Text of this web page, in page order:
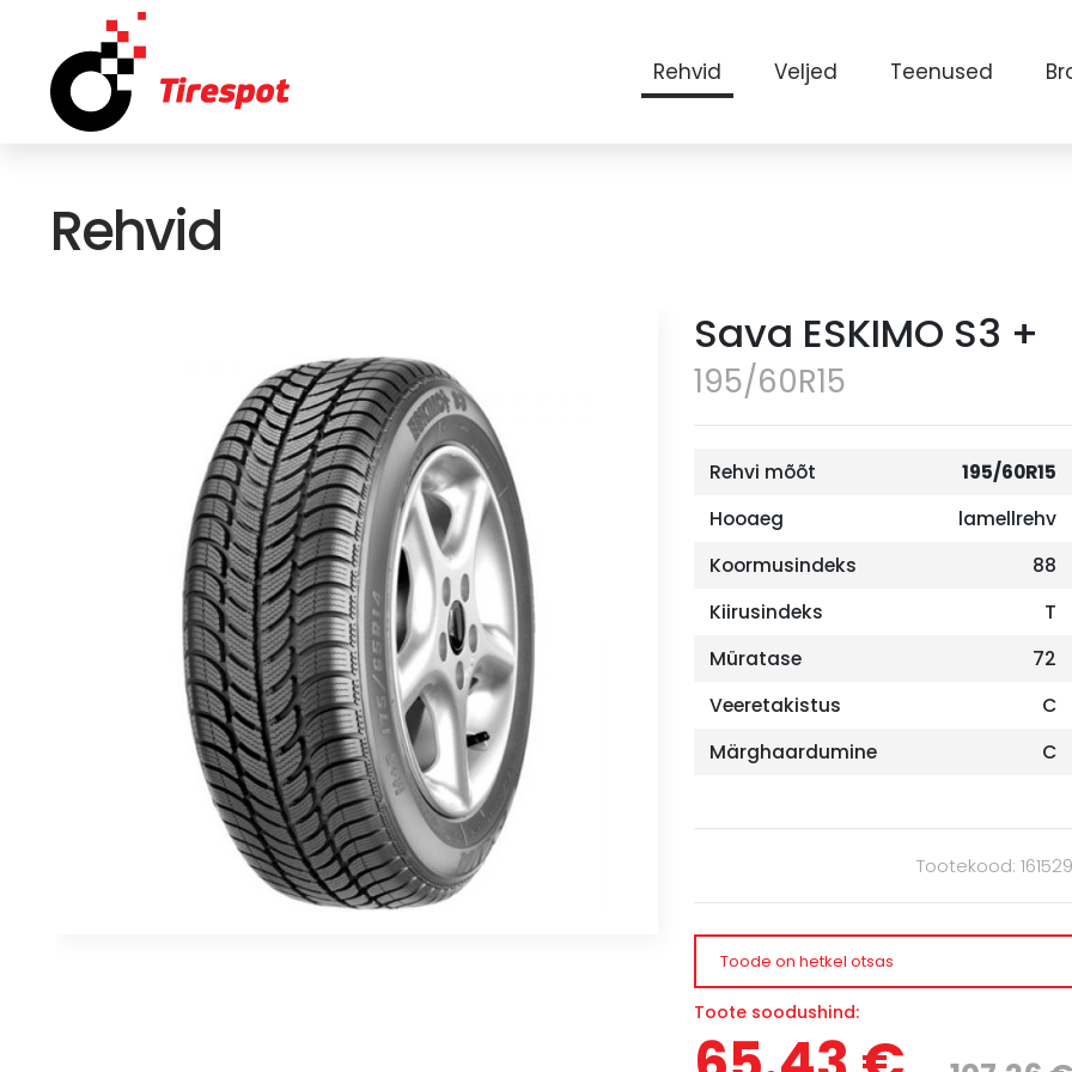
Rehvid Veljed Teenused
Rehvid
195/60R15
Sava ESKIMO S3 +
Rehvi mõõt
195/60R15
Hooaeg
lamellrehv
Koormusindeks
88
Kiirusindeks
T
Müratase
72
Veeretakistus
C
Märghaardumine
C
Tootekood:
Toode on hetkel otsas
Toote soodushind: